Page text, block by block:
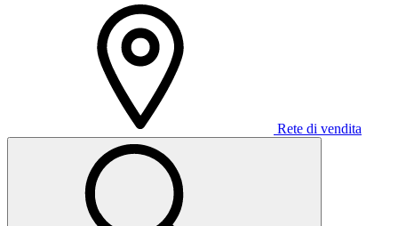
Rete di vendita